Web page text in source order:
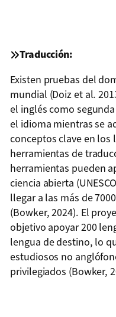
Traducción:
Existen pruebas del
mundial (Doiz et al.
el inglés como
el idioma mientras se
conceptos clave en los
herramientas de
herramientas pueden
ciencia abierta
llegar a las más de
(Bowker, 2024). El
objetivo apoyar 200
lengua de destino, lo
estudiosos no
privilegiados (Bowker,